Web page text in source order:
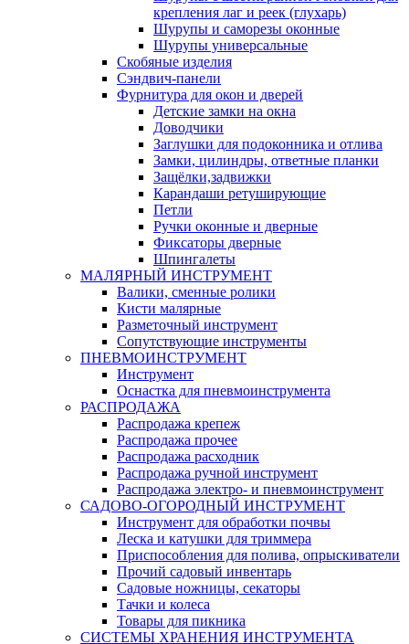
крепления лаг и реек (глухарь)
Шурупы и саморезы оконные
Шурупы универсальные
Скобяные изделия
Сэндвич-панели
Фурнитура для окон и дверей
Детские замки на окна
Доводчики
Заглушки для подоконника и отлива
Замки, цилиндры, ответные планки
Защёлки,задвижки
Карандаши ретуширующие
Петли
Ручки оконные и дверные
Фиксаторы дверные
Шпингалеты
МАЛЯРНЫЙ ИНСТРУМЕНТ
Валики, сменные ролики
Кисти малярные
Разметочный инструмент
Сопутствующие инструменты
ПНЕВМОИНСТРУМЕНТ
Инструмент
Оснастка для пневмоинструмента
РАСПРОДАЖА
Распродажа крепеж
Распродажа прочее
Распродажа расходник
Распродажа ручной инструмент
Распродажа электро- и пневмоинструмент
САДОВО-ОГОРОДНЫЙ ИНСТРУМЕНТ
Инструмент для обработки почвы
Леска и катушки для триммера
Приспособления для полива, опрыскиватели
Прочий садовый инвентарь
Садовые ножницы, секаторы
Тачки и колеса
Товары для пикника
СИСТЕМЫ ХРАНЕНИЯ ИНСТРУМЕНТА